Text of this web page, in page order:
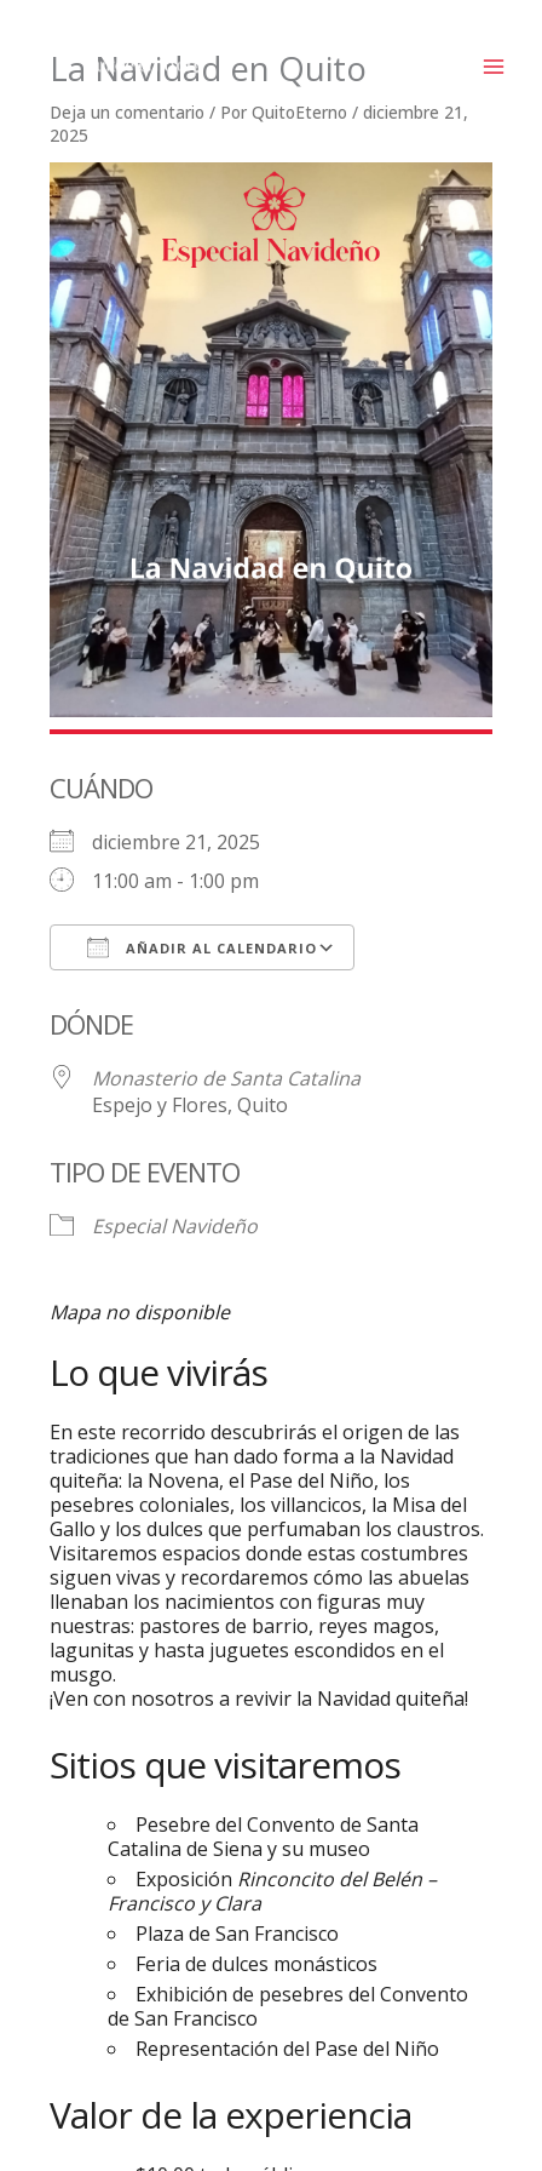
contenidoLa Navidad en Quito
Deja un comentario / PorQuitoEterno/diciembre 21,
2025
CUÁNDO
diciembre 21, 2025
11:00 am - 1:00 pm
AÑADIR AL CALENDARIO
DÓNDE
Monasterio de Santa Catalina
Espejo y Flores, Quito
TIPO DE EVENTO
Especial Navideño
Mapa no disponible
Lo que vivirás
En este recorrido descubrirás el origen de las
tradiciones que han dado forma a la Navidad
quiteña: la Novena, el Pase del Niño, los
pesebres coloniales, los villancicos, la Misa del
Gallo y los dulces que perfumaban los claustros.
Visitaremos espacios donde estas costumbres
siguen vivas y recordaremos cómo las abuelas
llenaban los nacimientos con figuras muy
nuestras: pastores de barrio, reyes magos,
lagunitas y hasta juguetes escondidos en el
musgo.
¡Ven con nosotros a revivir la Navidad quiteña!
Sitios que visitaremos
Pesebre del Convento de Santa
Catalina de Siena y su museo
Exposición Rinconcito del Belén –
Francisco y Clara
Plaza de San Francisco
Feria de dulces monásticos
Exhibición de pesebres del Convento
de San Francisco
Representación del Pase del Niño
Valor de la experiencia